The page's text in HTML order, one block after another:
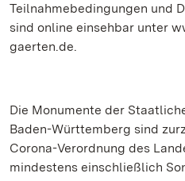
Teilnahmebedingungen und
sind online einsehbar unter
gaerten.de.
Die Monumente der
Baden-Württemberg sind
Corona-Verordnung des
mindestens einschließlich